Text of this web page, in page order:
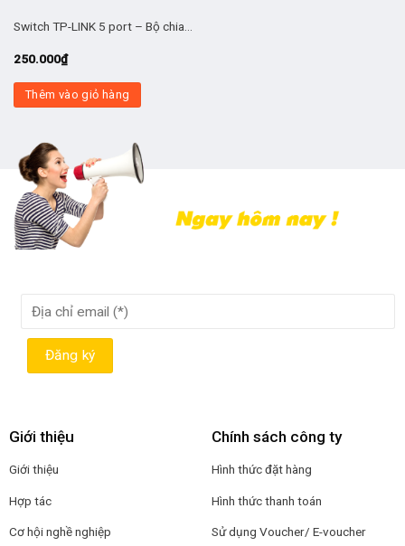
250.000₫
Thêm vào giỏ hàng
Giới thiệu
Giới thiệu
Hợp tác
Cơ hội nghề nghiệp
Chính sách công ty
Hình thức đặt hàng
Hình thức thanh toán
Sử dụng Voucher/ E-voucher